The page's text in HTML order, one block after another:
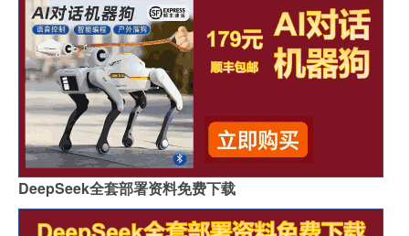
DeepSeek全套部署资料免费下载